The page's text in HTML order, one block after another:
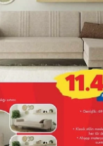
Iğdır
Yalova
Karabük
Kilis